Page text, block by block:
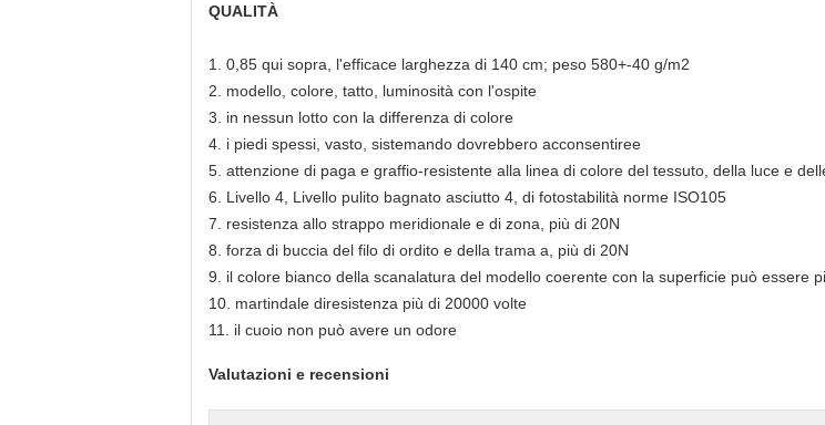
QUALITÀ
1. 0,85 qui sopra, l'efficace larghezza di 140 cm; peso 580+-40 g/m2
2. modello, colore, tatto, luminosità con l'ospite
3. in nessun lotto con la differenza di colore
4. i piedi spessi, vasto, sistemando dovrebbero acconsentiree
5. attenzione di paga e graffio-resistente alla linea di colore del tessuto, della luce e
6. Livello 4, Livello pulito bagnato asciutto 4, di fotostabilità norme ISO105
7. resistenza allo strappo meridionale e di zona, più di 20N
8. forza di buccia del filo di ordito e della trama a, più di 20N
9. il colore bianco della scanalatura del modello coerente con la superficie può essere
10. martindale diresistenza più di 20000 volte
11. il cuoio non può avere un odore
Valutazioni e recensioni